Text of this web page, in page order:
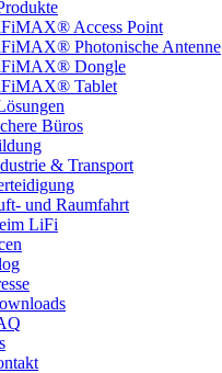
Access Point
Photonische Antenne
Dongle
Tablet
Büros
& Transport
und Raumfahrt
LiFi